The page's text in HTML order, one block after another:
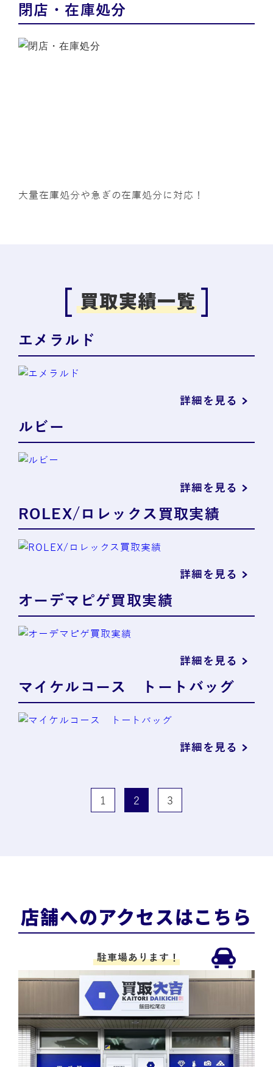
閉店・在庫処分
大量在庫処分や急ぎの在庫処分に対応！
エメラルド
詳細を見る
ルビー
詳細を見る
ROLEX/ロレックス買取実績
詳細を見る
オーデマピゲ買取実績
詳細を見る
マイケルコース トートバッグ
詳細を見る
1 2 3
店舗へのアクセスはこちら
駐車場あります！